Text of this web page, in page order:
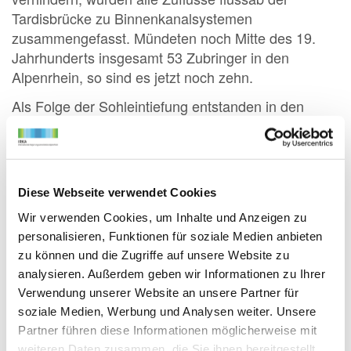
Diese Webseite verwendet Cookies
Wir verwenden Cookies, um Inhalte und Anzeigen zu
personalisieren, Funktionen für soziale Medien anbieten
zu können und die Zugriffe auf unsere Website zu
analysieren. Außerdem geben wir Informationen zu Ihrer
Verwendung unserer Website an unsere Partner für
soziale Medien, Werbung und Analysen weiter. Unsere
Partner führen diese Informationen möglicherweise mit
Tardisbrücke zu Binnenkanalsystemen
zusammengefasst. Mündeten noch Mitte des 19.
Jahrhunderts insgesamt 53 Zubringer in den
Alpenrhein, so sind es jetzt noch zehn.
Als Folge der Sohleintiefung entstanden in den
letzten Jahrzehnten bis zu 5 m hohe Abstürze
zwischen Alpenrhein und seinen Zubringern, die mit
Schussrinnen und Rampen überbrückt wurden.
Selbst schwimmstarke Fischarten sind vielfach nicht
der 10 Zubringermündungen sind daher für Fische
passierbar. Die mündungsnahen Abschnitte der
Zuflüsse sind infolge zahlreicher Eingriffe ebenfalls
stark beeinträchtigt.
Durch das Absinken des Grundwasserspiegels
trockneten grundwassergespeiste Giessen und